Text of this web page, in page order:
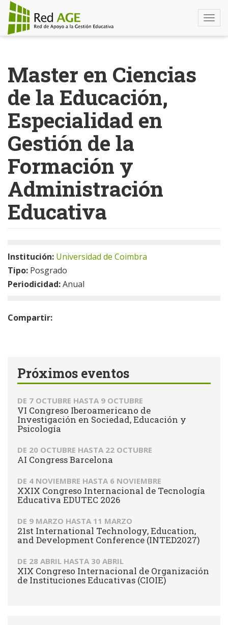
contenido
principal
Master en Ciencias
de la Educación,
Especialidad en
Gestión de la
Formación y
Administración
Educativa
Institución: Universidad de Coimbra
Tipo: Posgrado
Periodicidad:Anual
Compartir:
Próximos eventos
DE 7 OCTUBRE HASTA 9 OCTUBRE
VI Congreso Iberoamericano de
Investigación en Sociedad, Educación y
Psicología
DE 20 OCTUBRE HASTA 22 OCTUBRE
AI Congress Barcelona
DE 4 NOVIEMBRE HASTA 6 NOVIEMBRE
XXIX Congreso Internacional de Tecnología
Educativa EDUTEC 2026
DE 9 MARZO HASTA 11 MARZO
21st International Technology, Education,
and Development Conference (INTED2027)
DE 28 ABRIL HASTA 30 ABRIL
XIX Congreso Internacional de Organización
de Instituciones Educativas (CIOIE)